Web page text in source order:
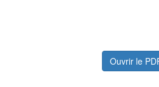
Ouvrir le